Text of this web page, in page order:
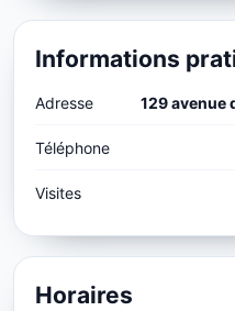
Informations
Adresse 129 avenue
Téléphone
Visites
Horaires